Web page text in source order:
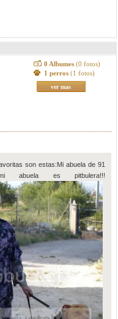
0 Albumes (0 fotos)
1 perros (1 fotos)
ver mas
son estas:Mi abuela de 91
es pitbulera!!!